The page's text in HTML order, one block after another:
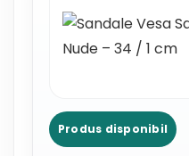
Produs disponibil